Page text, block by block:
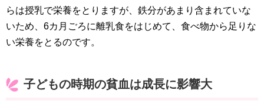
らは授乳で栄養をとりますが、鉄分があまり含まれていな
いため、6カ月ごろに離乳食をはじめて、食べ物から足りな
い栄養をとるのです。
子どもの時期の貧血は成長に影響大